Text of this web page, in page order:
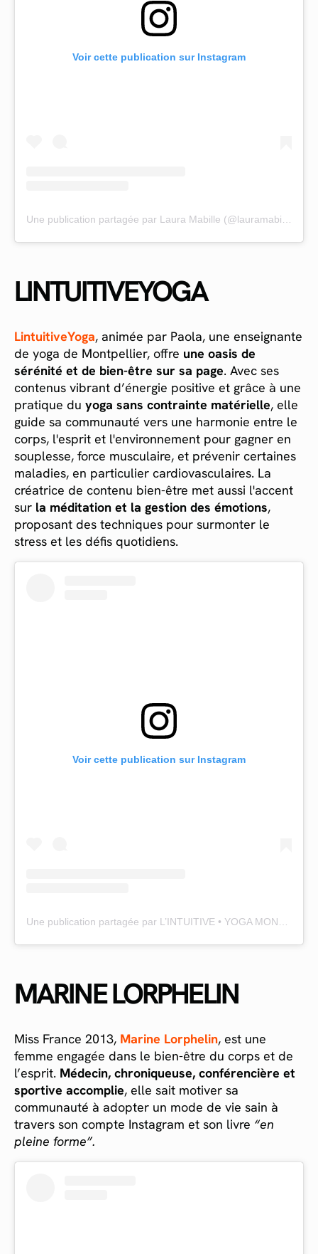
Voir cette publication sur Instagram
LINTUITIVEYOGA
LintuitiveYoga, animée par Paola, une enseignante
de yoga de Montpellier, offre une oasis de
sérénité et de bien-être sur sa page. Avec ses
contenus vibrant d’énergie positive et grâce à une
pratique du yoga sans contrainte matérielle, elle
guide sa communauté vers une harmonie entre le
corps, l'esprit et l'environnement pour gagner en
souplesse, force musculaire, et prévenir certaines
maladies, en particulier cardiovasculaires. La
créatrice de contenu bien-être met aussi l'accent
sur la méditation et la gestion des émotions,
proposant des techniques pour surmonter le
stress et les défis quotidiens.
Voir cette publication sur Instagram
MARINE LORPHELIN
Miss France 2013, Marine Lorphelin, est une
femme engagée dans le bien-être du corps et de
l’esprit. Médecin, chroniqueuse, conférencière et
sportive accomplie, elle sait motiver sa
communauté à adopter un mode de vie sain à
travers son compte Instagram et son livre “en
pleine forme”.